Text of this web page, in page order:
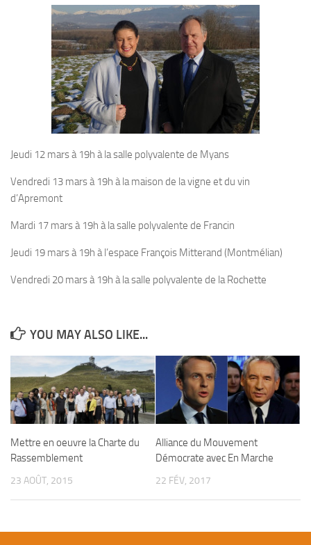
Jeudi 12 mars à 19h à la salle polyvalente de Myans
Vendredi 13 mars à 19h à la maison de la vigne et du vin
d’Apremont
Mardi 17 mars à 19h à la salle polyvalente de Francin
Jeudi 19 mars à 19h à l’espace François Mitterand (Montmélian)
Vendredi 20 mars à 19h à la salle polyvalente de la Rochette
YOU MAY ALSO LIKE...
Mettre en oeuvre la Charte du
Rassemblement
23 AOÛT, 2015
Alliance du Mouvement
Démocrate avec En Marche
22 FÉV, 2017